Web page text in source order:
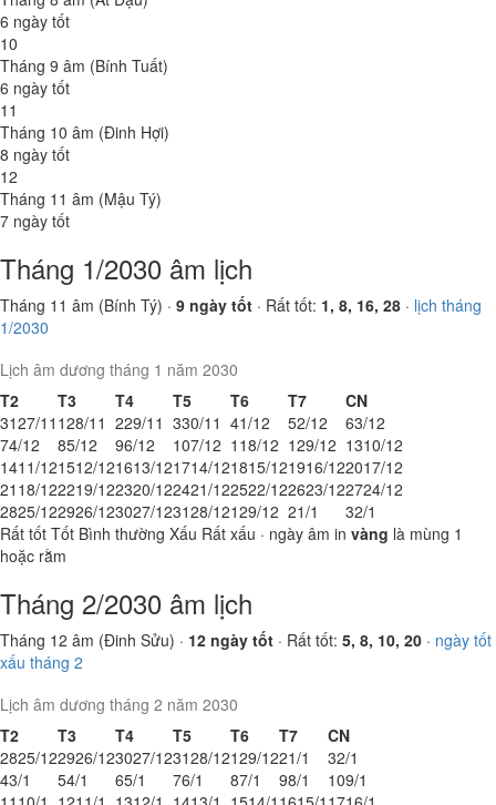
6 ngày tốt
10
Tháng 9 âm (Bính Tuất)
6 ngày tốt
11
Tháng 10 âm (Đinh Hợi)
8 ngày tốt
12
Tháng 11 âm (Mậu Tý)
7 ngày tốt
Tháng 1/2030 âm lịch
Tháng 11 âm (Bính Tý) · 9 ngày tốt · Rất tốt: 1, 8, 16, 28 · lịch tháng
1/2030
Lịch âm dương tháng 1 năm 2030
T2
T3 T4 T5 T6 T7
CN
3127/11 128/11 229/11 330/11 41/12 52/12 63/12
74/12 85/12 96/12 107/12 118/12 129/12 1310/12
1411/121512/121613/121714/121815/121916/122017/12
21 18/122219/122320/122421/122522/122623/122724/12
2825/122926/123027/123128/12129/12 21/1 32/1
Rất tốt Tốt Bình thường Xấu Rất xấu · ngày âm in vàng là mùng 1
hoặc rằm
Tháng 2/2030 âm lịch
Tháng 12 âm (Đinh Sửu) · 12 ngày tốt · Rất tốt: 5, 8, 10, 20 · ngày tốt
xấu tháng 2
Lịch âm dương tháng 2 năm 2030
T2
T3 T4 T5 T6 T7
CN
2825/122926/123027/123128/12129/1221/1 32/1
43/1 54/1 65/1 76/1 87/1 98/1 109/1